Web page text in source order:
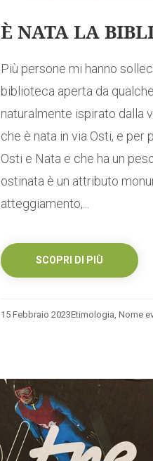
È NATA LA
Più persone mi hanno
biblioteca aperta da
naturalmente ispirato dalla
che è nata in via Osti, e
Osti e Nata e che ha un
ostinata è un attributo
atteggiamento,...
SCOPRI DI PIÙ
15 Febbraio 2023Etimologia, Nome